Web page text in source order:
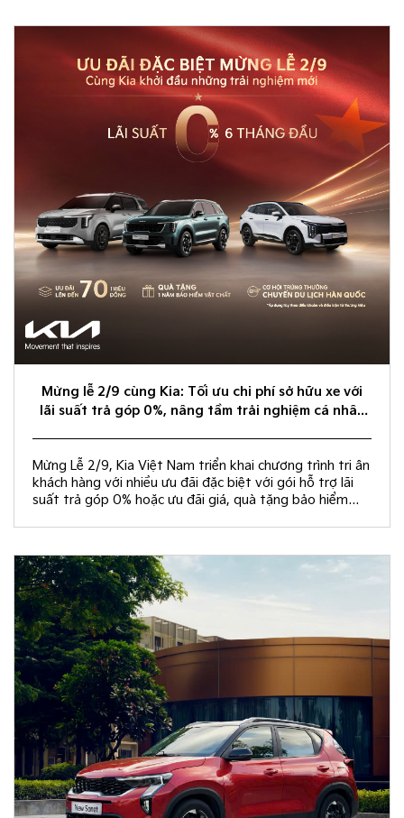
Mừng lễ 2/9 cùng Kia: Tối ưu chi phí sở hữu xe với
lãi suất trả góp 0%, nâng tầm trải nghiệm cá nhân
Mừng Lễ 2/9, Kia Việt Nam triển khai chương trình tri ân
khách hàng với nhiều ưu đãi đặc biệt với gói hỗ trợ lãi
suất trả góp 0% hoặc ưu đãi giá, quà tặng bảo hiểm